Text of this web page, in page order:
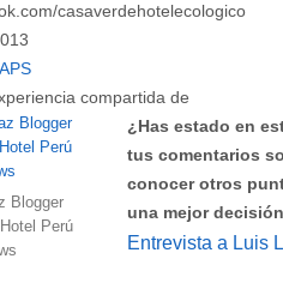
casaverdehotelecologico
compartida de
Blogger
Perú
¿Has estado en
tus comentarios
conocer otros
una mejor
Entrevista a Luis